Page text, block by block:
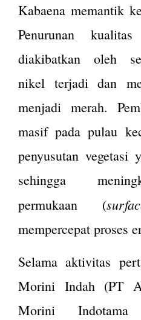
Kabaena memantik
Penurunan
diakibatkan oleh
nikel terjadi dan
menjadi merah.
masif pada pulau
penyusutan vegetasi
sehingga
permukaan (
mempercepat proses
Selama aktivitas
Morini Indah (PT
Morini